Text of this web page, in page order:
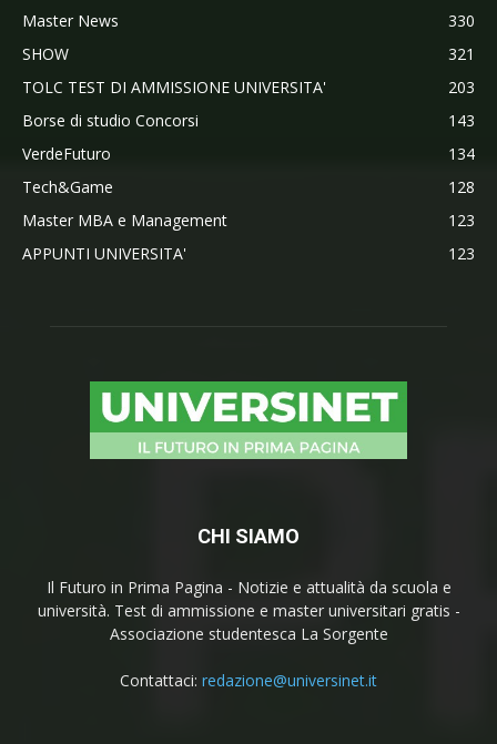
Master News
330
SHOW
321
TOLC TEST DI AMMISSIONE UNIVERSITA'
203
Borse di studio Concorsi
143
VerdeFuturo
134
Tech&Game
128
Master MBA e Management
123
APPUNTI UNIVERSITA'
123
CHI SIAMO
Il Futuro in Prima Pagina - Notizie e attualità da scuola e
università. Test di ammissione e master universitari gratis -
Associazione studentesca La Sorgente
Contattaci: redazione@universinet.it